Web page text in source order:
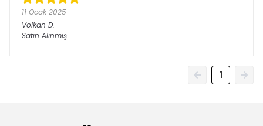
11 Ocak 2025
Volkan D.
Satın Alınmış
1